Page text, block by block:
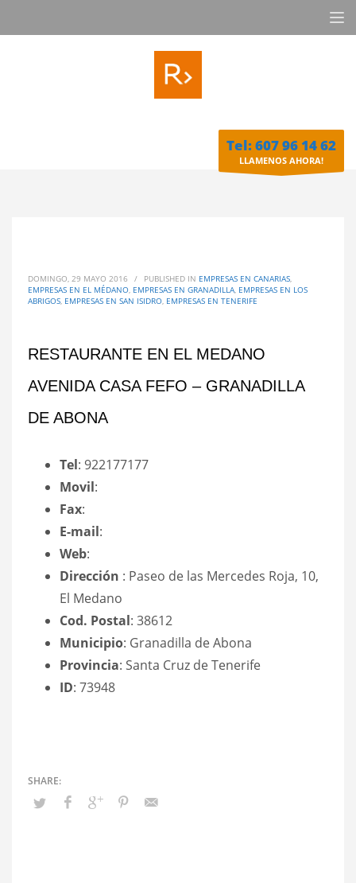
Tel: 607 96 14 62
LLAMENOS AHORA!
DOMINGO, 29 MAYO 2016 / PUBLISHED IN EMPRESAS EN CANARIAS,
EMPRESAS EN EL MÉDANO, EMPRESAS EN GRANADILLA, EMPRESAS EN LOS
ABRIGOS, EMPRESAS EN SAN ISIDRO, EMPRESAS EN TENERIFE
RESTAURANTE EN EL MEDANO
AVENIDA CASA FEFO – GRANADILLA
DE ABONA
Tel: 922177177
Movil:
Fax:
E-mail:
Web:
Dirección : Paseo de las Mercedes Roja, 10,
El Medano
Cod. Postal: 38612
Municipio: Granadilla de Abona
Provincia: Santa Cruz de Tenerife
ID: 73948